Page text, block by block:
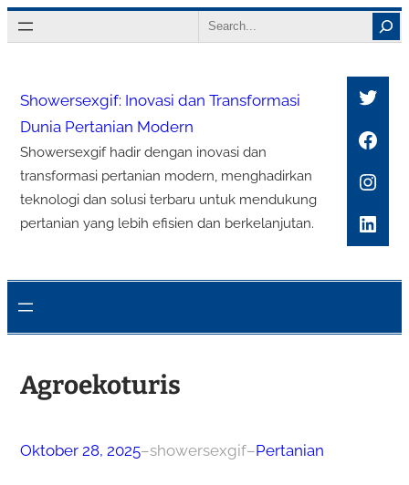
Lewati
ke
Search
Showersexgif: Inovasi dan Transformasi
Dunia Pertanian Modern
Showersexgif hadir dengan inovasi dan
transformasi pertanian modern, menghadirkan
teknologi dan solusi terbaru untuk mendukung
pertanian yang lebih efisien dan berkelanjutan.
Agroekoturis
Oktober 28, 2025–showersexgif–Pertanian